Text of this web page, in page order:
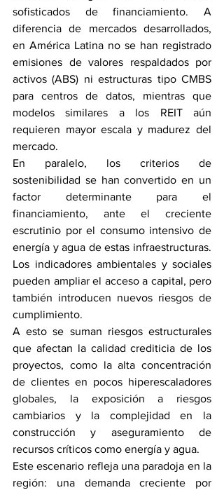
sofisticados de financiamiento. A
diferencia de mercados desarrollados,
en América Latina no se han registrado
emisiones de valores respaldados por
activos (ABS) ni estructuras tipo CMBS
para centros de datos, mientras que
modelos similares a los REIT aún
requieren mayor escala y madurez del
mercado.
En paralelo, los criterios de
sostenibilidad se han convertido en un
factor determinante para el
financiamiento, ante el creciente
escrutinio por el consumo intensivo de
energía y agua de estas infraestructuras.
Los indicadores ambientales y sociales
pueden ampliar el acceso a capital, pero
también introducen nuevos riesgos de
cumplimiento.
A esto se suman riesgos estructurales
que afectan la calidad crediticia de los
proyectos, como la alta concentración
de clientes en pocos hiperescaladores
globales, la exposición a riesgos
cambiarios y la complejidad en la
construcción y aseguramiento de
recursos críticos como energía y agua.
Este escenario refleja una paradoja en la
región: una demanda creciente por